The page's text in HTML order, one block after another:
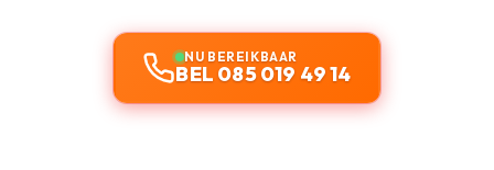
NU BEREIKBAAR
BEL 085 019 49 14